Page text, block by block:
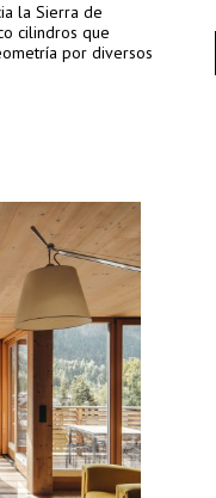
la Sierra de
cilindros que
por diversos